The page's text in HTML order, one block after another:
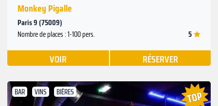
Monkey Pigalle
Paris 9 (75009)
Nombre de places : 1-100 pers. 5
VOIR RÉSERVER
BAR VINS BIÈRES